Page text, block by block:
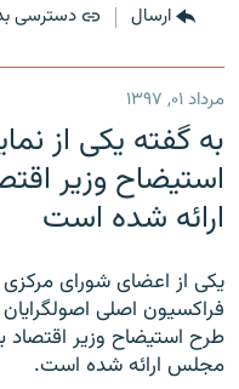
ارسال دسترسی
مرداد ۰۱, ۱۳۹۷
به گفته یکی از
استیضاح وزیر
ارائه شده است
یکی از اعضای شورای
فراکسیون اصلی
مجلس ارائه شده است.